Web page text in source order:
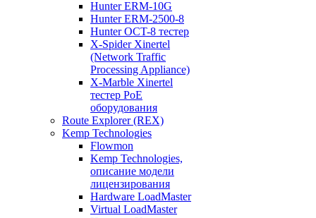
Hunter ERM-10G
Hunter ERM-2500-8
Hunter OCT-8 тестер
X-Spider Xinertel
(Network Traffic
Processing Appliance)
X-Marble Xinertel
тестер PoE
оборудования
Route Explorer (REX)
Kemp Technologies
Flowmon
Kemp Technologies,
описание модели
лицензирования
Hardware LoadMaster
Virtual LoadMaster